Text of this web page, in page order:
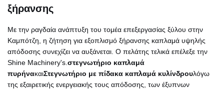
ξήρανσης
Με την ραγδαία ανάπτυξη του τομέα επεξεργασίας ξύλου στην
Καμπότζη, η ζήτηση για εξοπλισμό ξήρανσης καπλαμά υψηλής
απόδοσης συνεχίζει να αυξάνεται. Ο πελάτης τελικά επέλεξε την
Shine Machinery's.στεγνωτήριο καπλαμά
πυρήνακαιΣτεγνωτήριο με πίδακα καπλαμά κυλίνδρουλόγω
της εξαιρετικής ενεργειακής τους απόδοσης, των έξυπνων